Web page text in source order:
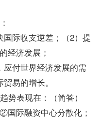
际收支逆差；（2）提
经济发展；
付世界经济发展的需
易的增长。
表现在：（简答）
际融资中心分散化；